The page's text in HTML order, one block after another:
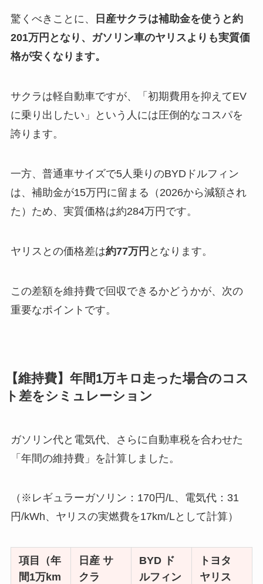
驚くべきことに、
日産サクラは補助金を使うと約
201万円となり、ガソリン車のヤリスよりも実質価
格が安くなります。
サクラは軽自動車ですが、「初期費用を抑えてEV
に乗り出したい」という人には圧倒的なコスパを
誇ります。
一方、普通車サイズで5人乗りのBYDドルフィン
は、補助金が15万円に留まる（2026から減額され
た）ため、実質価格は約284万円です。
ヤリスとの価格差は約77万円 となります。
この差額を維持費で回収できるかどうかが、次の
重要なポイントです。
【維持費】年間1万キロ走った場合のコス
ト差をシミュレーション
ガソリン代と電気代、さらに自動車税を合わせた
「年間の維持費」を計算しました。
（※レギュラーガソリン：170円/L、電気代：31
円/kWh、ヤリスの実燃費を17km/Lとして計算）
項目（年
間1万km
日産 サ
クラ
BYD ド
ルフィン
トヨタ
ヤリス